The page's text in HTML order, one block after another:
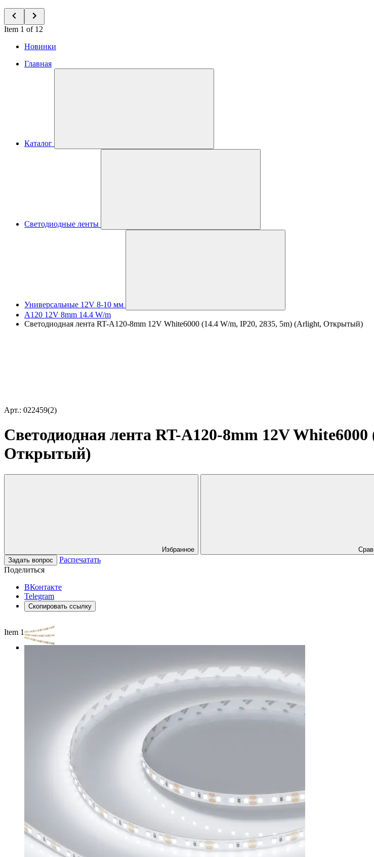
Item 1 of 12
Новинки
Главная
Каталог
Светодиодные ленты
Универсальные 12V 8-10 мм
A120 12V 8mm 14.4 W/m
Светодиодная лента RT-A120-8mm 12V White6000 (14.4 W/m, IP20, 2835, 5m) (Arlight, Открытый)
Арт.: 022459(2)
Светодиодная лента RT-A120-8mm 12V
Открытый)
Избранное
Задать вопрос
Распечатать
Поделиться
ВКонтакте
Telegram
Скопировать ссылку
Item 1 of 3